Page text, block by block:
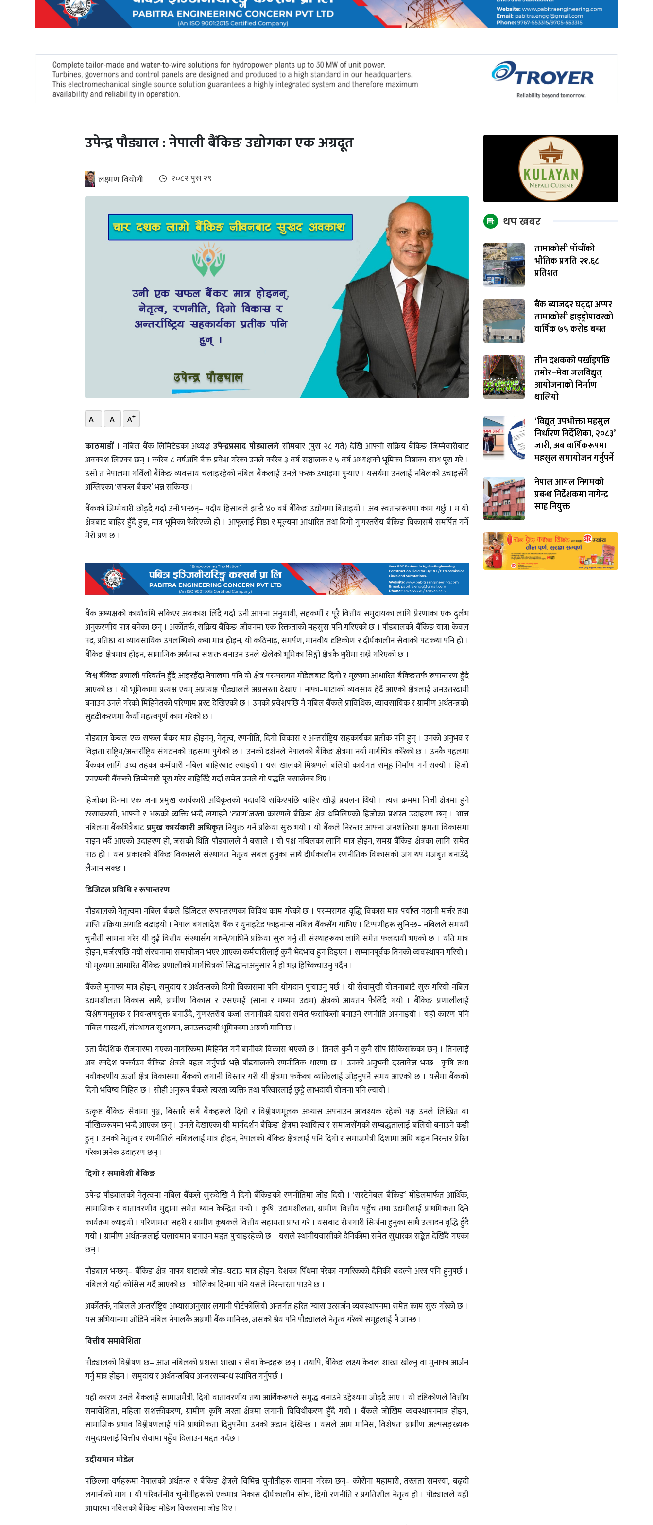
जलवायु
उपेन्द्र पौड्याल : नेपाली बैंकिङ उद्योगका एक अग्रदूत
लक्ष्मण वियोगी २०८२ पुस २९
A - A A+
काठमाडौँ । नबिल बैंक लिमिटेडका अध्यक्षउपेन्द्रप्रसाद पौड्यालले सोमबार (पुस २८ गते) देखि आफ्नो सक्रिय बैंकिङ जिम्मेवारीबाट
अवकाश लिएका छन् । करिब ८ वर्षअघि बैंक प्रवेश गरेका उनले करिब ३ वर्ष सञ्चालक र ५ वर्ष अध्यक्षको भूमिका निष्ठाका साथ पूरा गरे ।
उसो त नेपालमा गर्विलो बैंकिङ व्यवसाय चलाइरहेको नबिल बैंकलाई उनले फरक उचाइमा पुर्‍याए । यसर्थमा उनलाई नबिलको उचाइसँगै
अग्लिएका ‘सफल बैंकर’ भन्न सकिन्छ ।
बैंकको जिम्मेवारी छोड्दै गर्दा उनी भन्छन्– पदीय हिसाबले झन्डै ४० वर्ष बैंकिङ उद्योगमा बिताइयो । अब स्वतन्त्ररूपमा काम गर्छु । म यो
क्षेत्रबाट बाहिर हुँदै हुन्न, मात्र भूमिका फेरिएको हो । आफूलाई निष्ठा र मूल्यमा आधारित तथा दिगो गुणस्तरीय बैंकिङ विकासमै समर्पित गर्ने
मेरो प्रण छ ।
बैंक अध्यक्षको कार्यावधि सकिएर अवकाश लिँदै गर्दा उनी आफ्ना अनुयायी, सहकर्मी र पूरै वित्तीय समुदायका लागि प्रेरणाका एक दुर्लभ
अनुकरणीय पात्र बनेका छन् । अर्कोतर्फ, सक्रिय बैंकिङ जीवनमा एक रिक्तताको महसुस पनि गरिएको छ । पौड्यालको बैंकिङ यात्रा केवल
पद, प्रतिष्ठा वा व्यावसायिक उपलब्धिको कथा मात्र होइन, यो कठिनाइ, समर्पण, मानवीय दृष्टिकोण र दीर्घकालीन सेवाको पटकथा पनि हो ।
बैंकिङ क्षेत्रमात्र होइन, सामाजिक अर्थतन्त्र सशक्त बनाउन उनले खेलेको भूमिका सिङ्गो क्षेत्रकै धुरीमा राख्ने गरिएको छ ।
विश्व बैंकिङ प्रणाली परिवर्तन हुँदै आइरहँदा नेपालमा पनि यो क्षेत्र परम्परागत मोडेलबाट दिगो र मूल्यमा आधारित बैंकिङतर्फ रूपान्तरण हुँदै
आएको छ । यो भूमिकामा प्रत्यक्ष एवम् अप्रत्यक्ष पौड्यालले अग्रसरता देखाए । नाफा–घाटाको व्यवसाय हेर्दै आएको क्षेत्रलाई जनउत्तरदायी
बनाउन उनले गरेको मिहिनेतको परिणाम प्रस्ट देखिएको छ । उनको प्रवेशपछि नै नबिल बैंकले प्राविधिक, व्यावसायिक र ग्रामीण अर्थतन्त्रको
सुदृढीकरणमा कैयौँ महत्त्वपूर्ण काम गरेको छ ।
पौड्याल केबल एक सफल बैंकर मात्र होइनन्, नेतृत्व, रणनीति, दिगो विकास र अन्तर्राष्ट्रिय सहकार्यका प्रतीक पनि हुन् । उनको अनुभव र
विज्ञता राष्ट्रिय/अन्तर्राष्ट्रिय संगठनको तहसम्म पुगेको छ । उनको दर्शनले नेपालको बैंकिङ क्षेत्रमा नयाँ मार्गचित्र कोरेको छ । उनकै पहलमा
बैंकका लागि उच्च तहका कर्मचारी नबिल बाहिरबाट ल्याइयो । यस खालको मिश्रणले बलियो कार्यगत समूह निर्माण गर्न सक्यो । हिजो
एनएमबी बैंकको जिम्मेवारी पूरा गरेर बाहिरिँदै गर्दा समेत उनले यो पद्धति बसालेका थिए ।
हिजोका दिनमा एक जना प्रमुख कार्यकारी अधिकृतको पदावधि सकिएपछि बाहिर खोज्ने प्रचलन थियो । त्यस क्रममा निजी क्षेत्रमा हुने
रस्साकस्सी, आफ्नो र अरूको व्यक्ति भन्दै लगाइने ‘ट्याग’जस्ता कारणले बैंकिङ क्षेत्र धमिलिएको हिजोका प्रशस्त उदाहरण छन् । आज
नबिलमा बैंकभित्रैबाटप्रमुख कार्यकारी अधिकृतनियुक्त गर्ने प्रक्रिया सुरु भयो । यो बैंकले निरन्तर आफ्ना जनशक्तिमा क्षमता विकासमा
पाइन भर्दै आएको उदाहरण हो, जसको थिति पौड्यालले नै बसाले । यो पक्ष नबिलका लागि मात्र होइन, समग्र बैंकिङ क्षेत्रका लागि समेत
पाठ हो । यस प्रकारको बैंकिङ विकासले संस्थागत नेतृत्व सबल हुनुका साथै दीर्घकालीन रणनीतिक विकासको जग थप मजबुत बनाउँदै
लैजान सक्छ ।
डिजिटल प्रविधि र रूपान्तरण
पौड्यालको नेतृत्वमा नबिल बैंकले डिजिटल रूपान्तरणका विविध काम गरेको छ । परम्परागत वृद्धि विकास मात्र पर्याप्त नठानी मर्जर तथा
प्राप्ति प्रक्रिया अगाडि बढाइयो । नेपाल बंगलादेश बैंक र युनाइटेड फाइनान्स नबिल बैंकसँग गाभिए । टिप्पणीहरू सुनिन्छ– नबिलले समयमै
चुनौती सामना गरेर यी दुई वित्तीय संस्थासँग गाभ्ने/गाभिने प्रक्रिया सुरु गर्नु ती संस्थाहरूका लागि समेत फलदायी भएको छ । यति मात्र
होइन, मर्जरपछि नयाँ संरचनामा समायोजन भएर आएका कर्मचारीलाई कुनै भेदभाव हुन दिइएन । सम्मानपूर्वक तिनको व्यवस्थापन गरियो ।
यो मूल्यमा आधारित बैंकिङ प्रणालीको मार्गचित्रको सिद्धान्तअनुसार नै हो भन्न हिच्किचाउनु पर्दैन ।
बैंकले मुनाफा मात्र होइन, समुदाय र अर्थतन्त्रको दिगो विकासमा पनि योगदान पुर्‍याउनु पर्छ । यो सेवामुखी योजनाबाटै सुरु गरियो नबिल
उद्यमशीलता विकास साथै, ग्रामीण विकास र एसएमई (साना र मध्यम उद्यम) क्षेत्रको आयतन फैलिँदै गयो । बैंकिङ प्रणालीलाई
विश्लेषणमूलक र नियन्त्रणयुक्त बनाउँदै, गुणस्तरीय कर्जा लगानीको दायरा समेत फराकिलो बनाउने रणनीति अपनाइयो । यही कारण पनि
नबिल पारदर्शी, संस्थागत सुशासन, जनउत्तरदायी भूमिकामा अग्रणी मानिन्छ ।
उता वैदेशिक रोजगारमा गएका नागरिकमा मिहिनेत गर्ने बानीको विकास भएको छ । तिनले कुनै न कुनै सीप सिकिसकेका छन् । तिनलाई
अब स्वदेश फर्काउन बैंकिङ क्षेत्रले पहल गर्नुपर्छ भन्ने पौडयालको रणनीतिक धारणा छ । उनको अनुभवी दस्तावेज भन्छ– कृषि तथा
नवीकरणीय ऊर्जा क्षेत्र विकासमा बैंकको लगानी विस्तार गरी यी क्षेत्रमा फर्केका व्यक्तिलाई जोड्नुपर्ने समय आएको छ । यसैमा बैंकको
दिगो भविष्य निहित छ । सोही अनुरूप बैंकले त्यस्ता व्यक्ति तथा परिवारलाई छुट्टै लाभदायी योजना पनि ल्यायो ।
उत्कृष्ट बैंकिङ सेवामा पुग्न, बिस्तारै सबै बैंकहरूले दिगो र विश्लेषणमूलक अभ्यास अपनाउन आवश्यक रहेको पक्ष उनले लिखित वा
मौखिकरूपमा भन्दै आएका छन् । उनले देखाएका यी मार्गदर्शन बैकिङ क्षेत्रमा स्थायित्व र समाजसँगको सम्बद्धतालाई बलियो बनाउने कडी
हुन् । उनको नेतृत्व र रणनीतिले नबिललाई मात्र होइन, नेपालको बैंकिङ क्षेत्रलाई पनि दिगो र समाजमैत्री दिशामा अघि बढ्न निरन्तर प्रेरित
गरेका अनेक उदाहरण छन् ।
दिगो र समावेशी बैंकिङ
उपेन्द्र पौड्यालको नेतृत्वमा नबिल बैंकले सुरुदेखि नै दिगो बैंकिङको रणनीतिमा जोड दियो । ‘सस्टेनेबल बैंकिङ’ मोडेलमार्फत आर्थिक,
सामाजिक र वातावरणीय मुद्दामा समेत ध्यान केन्द्रित गर्‍यो । कृषि, उद्यमशीलता, ग्रामीण वित्तीय पहुँच तथा उद्यमीलाई प्राथमिकता दिने
कार्यक्रम ल्याइयो । परिणामतः सहरी र ग्रामीण कृषकले वित्तीय सहायता प्राप्त गरे । यसबाट रोजगारी सिर्जना हुनुका साथै उत्पादन वृद्धि हुँदै
गयो । ग्रामीण अर्थतन्त्रलाई चलायमान बनाउन मद्दत पुर्‍याइरहेको छ । यसले स्थानीयवासीको दैनिकीमा समेत सुधारका सङ्केत देखिँदै गएका
छन् ।
पौड्याल भन्छन्– बैंकिङ क्षेत्र नाफा घाटाको जोड–घटाउ मात्र होइन, देशका पिँधमा परेका नागरिकको दैनिकी बदल्ने अस्त्र पनि हुनुपर्छ ।
नबिलले यही कोसिस गर्दै आएको छ । भोलिका दिनमा पनि यसले निरन्तरता पाउने छ ।
अर्कोतर्फ, नबिलले अन्तर्राष्ट्रिय अभ्यासअनुसार लगानी पोर्टफोलियो अन्तर्गत हरित ग्यास उत्सर्जन व्यवस्थापनमा समेत काम सुरु गरेको छ ।
यस अभियानमा जोडिने नबिल नेपालकै अग्रणी बैंक मानिन्छ, जसको श्रेय पनि पौड्यालले नेतृत्व गरेको समूहलाई नै जान्छ ।
वित्तीय समावेशिता
पौड्यालको विश्लेषण छ– आज नबिलको प्रशस्त शाखा र सेवा केन्द्रहरू छन् । तथापि, बैंकिङ लक्ष्य केवल शाखा खोल्नु वा मुनाफा आर्जन
गर्नु मात्र होइन । समुदाय र अर्थतन्त्रबिच अन्तरसम्बन्ध स्थापित गर्नुपर्छ ।
यही कारण उनले बैंकलाई सामाजमैत्री, दिगो वातावरणीय तथा आर्थिकरूपले समृद्ध बनाउने उद्देश्यमा जोड्दै आए । यो दृष्टिकोणले वित्तीय
समावेशिता, महिला सशक्तीकरण, ग्रामीण कृषि जस्ता क्षेत्रमा लगानी विविधीकरण हुँदै गयो । बैंकले जोखिम व्यवस्थापनमात्र होइन,
सामाजिक प्रभाव विश्लेषणलाई पनि प्राथमिकता दिनुपर्नेमा उनको अडान देखिन्छ । यसले आम मानिस, विशेषतः ग्रामीण अल्पसङ्ख्यक
समुदायलाई वित्तीय सेवामा पहुँच दिलाउन मद्दत गर्दछ ।
उदीयमान मोडेल
पछिल्ला वर्षहरूमा नेपालको अर्थतन्त्र र बैंकिङ क्षेत्रले विभिन्न चुनौतीहरू सामना गरेका छन्– कोरोना महामारी, तरलता समस्या, बढ्दो
लगानीको माग । यी परिवर्तनीय चुनौतीहरूको एकमात्र निकास दीर्घकालीन सोच, दिगो रणनीति र प्रगतिशील नेतृत्व हो । पौड्यालले यही
आधारमा नबिलको बैंकिङ मोडेल विकासमा जोड दिए ।
थप खबर
तामाकोसी पाँचौँको
भौतिक प्रगति २१.६८
प्रतिशत
बैंक ब्याजदर घट्दा अप्पर
तामाकोसी हाइड्रोपावरको
वार्षिक ७५ करोड बचत
तीन दशकको पर्खाइपछि
तमोर–मेवा जलविद्युत्
आयोजनाको निर्माण
थालियो
‘विद्युत् उपभोक्ता महसुल
निर्धारण निर्देशिका, २०८३’
जारी, अब वार्षिकरूपमा
महसुल समायोजन गर्नुपर्ने
नेपाल आयल निगमको
प्रबन्ध निर्देशकमा नागेन्द्र
साह नियुक्त